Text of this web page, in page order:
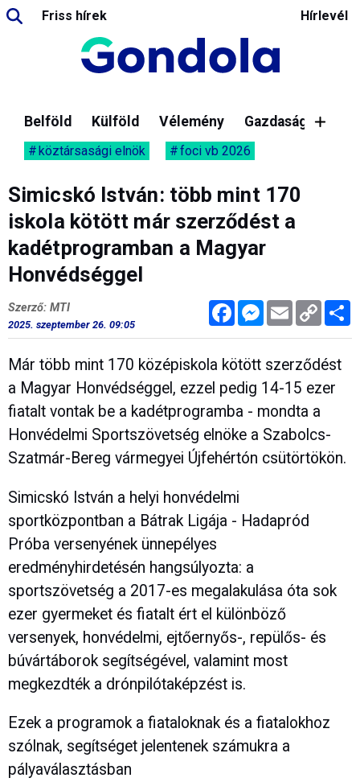
Friss hírek Hírlevél
Belföld Külföld Vélemény Gazdaság
köztársasági elnök foci vb 2026
Simicskó István: több mint 170
iskola kötött már szerződést a
kadétprogramban a Magyar
Honvédséggel
FacebookMessenger
Email Copy
Link
Szerző: MTI
2025. szeptember 26. 09:05
Már több mint 170 középiskola kötött szerződést
a Magyar Honvédséggel, ezzel pedig 14-15 ezer
fiatalt vontak be a kadétprogramba - mondta a
Honvédelmi Sportszövetség elnöke a Szabolcs-
Szatmár-Bereg vármegyei Újfehértón csütörtökön.
Simicskó István a helyi honvédelmi
sportközpontban a Bátrak Ligája - Hadapród
Próba versenyének ünnepélyes
eredményhirdetésén hangsúlyozta: a
sportszövetség a 2017-es megalakulása óta sok
ezer gyermeket és fiatalt ért el különböző
versenyek, honvédelmi, ejtőernyős-, repülős- és
búvártáborok segítségével, valamint most
megkezdték a drónpilótaképzést is.
Ezek a programok a fiataloknak és a fiatalokhoz
szólnak, segítséget jelentenek számukra a
pályaválasztásban